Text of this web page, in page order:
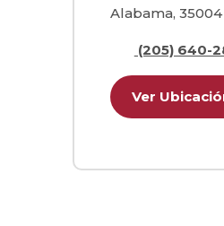
Alabama, 35004
(205) 640-
Ver